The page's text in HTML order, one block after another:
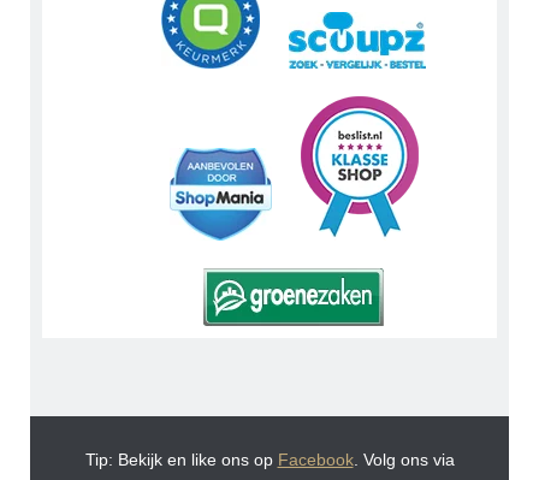
Tip: Bekijk en like ons op Facebook. Volg ons via